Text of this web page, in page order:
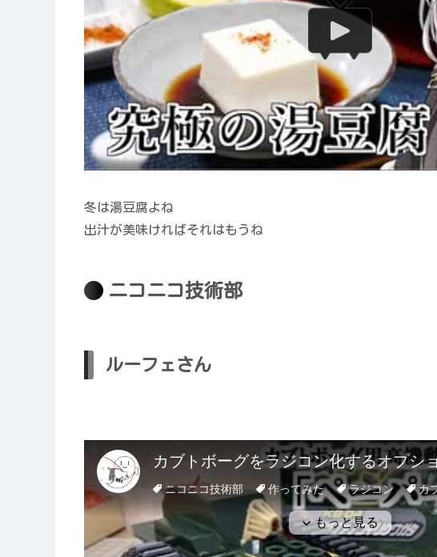
冬は湯豆腐よね
出汁が美味ければそれはもうね
ニコニコ技術部
ルーフェさん